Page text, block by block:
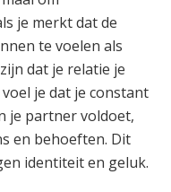
je merkt dat de
te voelen als
dat je relatie je
je dat je constant
je partner voldoet,
en behoeften. Dit
identiteit en geluk.